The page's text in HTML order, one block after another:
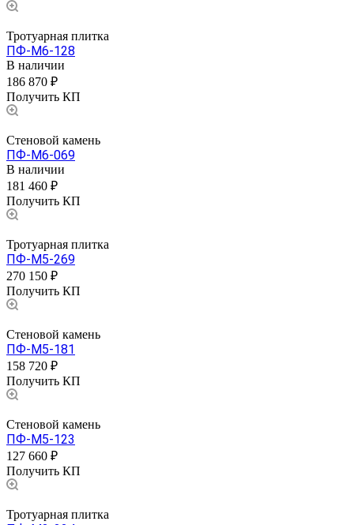
Тротуарная плитка
ПФ-М6-128
В наличии
186 870 ₽
Получить КП
Стеновой камень
ПФ-М6-069
В наличии
181 460 ₽
Получить КП
Тротуарная плитка
ПФ-М5-269
270 150 ₽
Получить КП
Стеновой камень
ПФ-М5-181
158 720 ₽
Получить КП
Стеновой камень
ПФ-М5-123
127 660 ₽
Получить КП
Тротуарная плитка